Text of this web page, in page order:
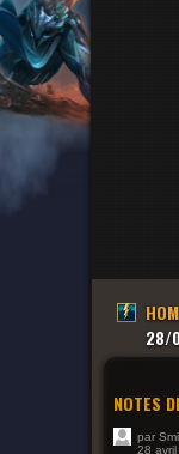
28/
NOTES
par
28